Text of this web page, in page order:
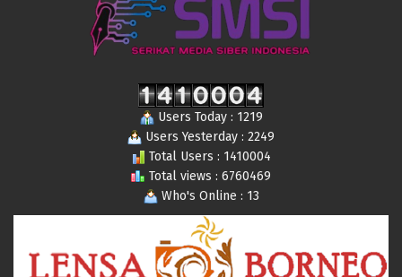
Users Today : 1219
Users Yesterday : 2249
Total Users : 1410004
Total views : 6760469
Who's Online : 13